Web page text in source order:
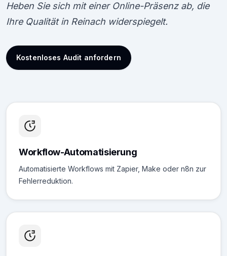
Heben Sie sich mit einer Online-Präsenz ab, die
Ihre Qualität in Reinach widerspiegelt.
Kostenloses Audit anfordern
Workflow-Automatisierung
Automatisierte Workflows mit Zapier, Make oder n8n zur
Fehlerreduktion.